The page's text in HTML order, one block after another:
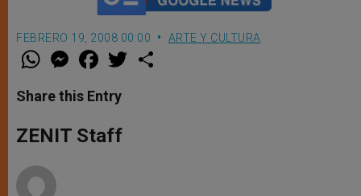
FEBRERO 19, 2008 00:00 ARTE Y CULTURA
W
t
s
p
p
M
e
s
e
g
e
F
a
e
b
o
k
w
Share this Entry
ZENIT Staff